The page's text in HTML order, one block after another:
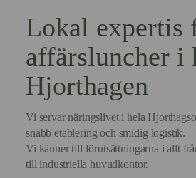
Lokal expertis
affärsluncher i
Hjorthagen
Vi servar näringslivet i hela
snabb etablering och smidig logistik.
Vi känner till förutsättningarna i allt
till industriella huvudkontor.